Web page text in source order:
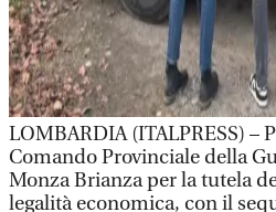
LOMBARDIA (ITALPRESS) –
Comando Provinciale della
Monza Brianza per la tutela
legalità economica, con il